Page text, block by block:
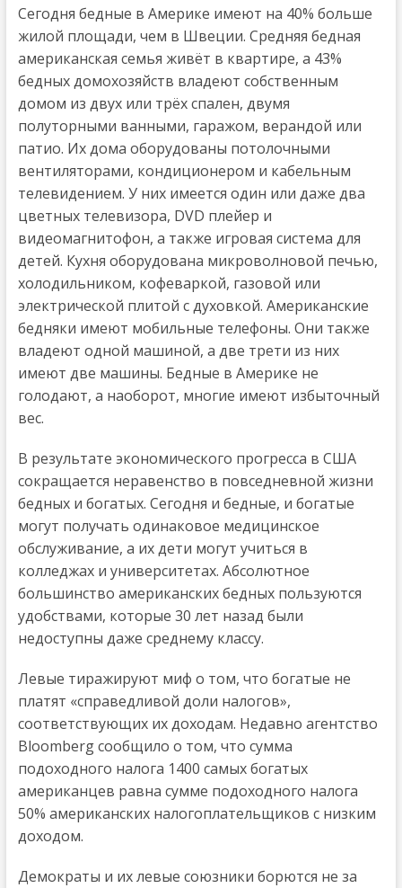
Сегодня бедные в Америке имеют на 40% больше
жилой площади, чем в Швеции. Средняя бедная
американская семья живёт в квартире, а 43%
бедных домохозяйств владеют собственным
домом из двух или трёх спален, двумя
полуторными ванными, гаражом, верандой или
патио. Их дома оборудованы потолочными
вентиляторами, кондиционером и кабельным
телевидением. У них имеется один или даже два
цветных телевизора, DVD плейер и
видеомагнитофон, а также игровая система для
детей. Кухня оборудована микроволновой печью,
холодильником, кофеваркой, газовой или
электрической плитой с духовкой. Американские
бедняки имеют мобильные телефоны. Они также
владеют одной машиной, а две трети из них
имеют две машины. Бедные в Америке не
голодают, а наоборот, многие имеют избыточный
вес.
В результате экономического прогресса в США
сокращается неравенство в повседневной жизни
бедных и богатых. Сегодня и бедные, и богатые
могут получать одинаковое медицинское
обслуживание, а их дети могут учиться в
колледжах и университетах. Абсолютное
большинство американских бедных пользуются
удобствами, которые 30 лет назад были
недоступны даже среднему классу.
Левые тиражируют миф о том, что богатые не
платят «справедливой доли налогов»,
соответствующих их доходам. Недавно агентство
Bloomberg сообщило о том, что сумма
подоходного налога 1400 самых богатых
американцев равна сумме подоходного налога
50% американских налогоплательщиков с низким
доходом.
Демократы и их левые союзники борются не за